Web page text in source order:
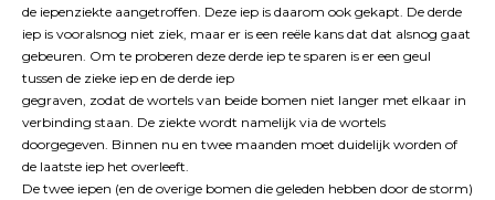
de iepenziekte aangetroffen. Deze iep is daarom ook gekapt. De derde
iep is vooralsnog niet ziek, maar er is een reële kans dat dat alsnog gaat
gebeuren. Om te proberen deze derde iep te sparen is er een geul
tussen de zieke iep en de derde iep
gegraven, zodat de wortels van beide bomen niet langer met elkaar in
verbinding staan. De ziekte wordt namelijk via de wortels
doorgegeven. Binnen nu en twee maanden moet duidelijk worden of
de laatste iep het overleeft.
De twee iepen (en de overige bomen die geleden hebben door de storm)